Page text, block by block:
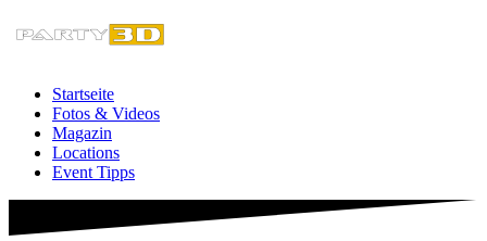
Inhalt
Startseite
Fotos & Videos
Magazin
Locations
Event Tipps